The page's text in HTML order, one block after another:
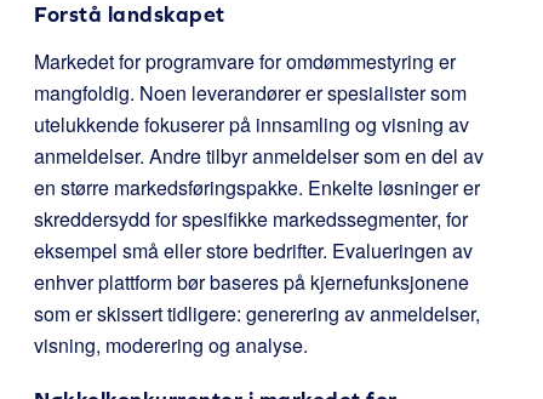
Forstå landskapet
Markedet for programvare for omdømmestyring er
mangfoldig. Noen leverandører er spesialister som
utelukkende fokuserer på innsamling og visning av
anmeldelser. Andre tilbyr anmeldelser som en del av
en større markedsføringspakke. Enkelte løsninger er
skreddersydd for spesifikke markedssegmenter, for
eksempel små eller store bedrifter. Evalueringen av
enhver plattform bør baseres på kjernefunksjonene
som er skissert tidligere: generering av anmeldelser,
visning, moderering og analyse.